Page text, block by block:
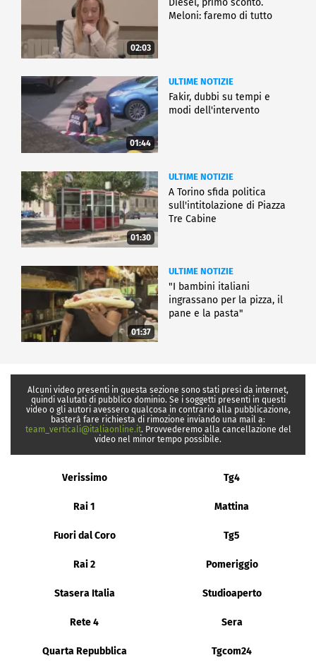
02:03
Diesel, primo sconto.
Meloni: faremo di tutto
01:44
ULTIME NOTIZIE
Fakir, dubbi su tempi e
modi dell'intervento
01:30
ULTIME NOTIZIE
A Torino sfida politica
sull'intitolazione di Piazza
Tre Cabine
01:37
ULTIME NOTIZIE
"I bambini italiani
ingrassano per la pizza, il
pane e la pasta"
Alcuni video presenti in questa sezione sono stati presi da internet,
quindi valutati di pubblico dominio. Se i soggetti presenti in questi
video o gli autori avessero qualcosa in contrario alla pubblicazione,
basterà fare richiesta di rimozione inviando una mail a:
team_verticali@italiaonline.it. Provvederemo alla cancellazione del
video nel minor tempo possibile.
Verissimo Tg4
Rai 1 Mattina
Fuori dal Coro Tg5
Rai 2 Pomeriggio
Stasera Italia Studioaperto
Rete 4 Sera
Quarta Repubblica Tgcom24